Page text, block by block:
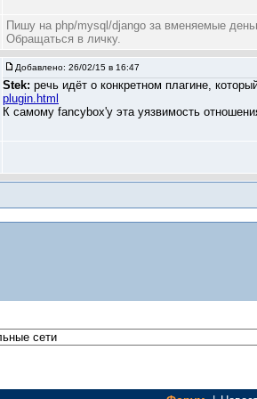
Пишу на php/mysql/django за вменяемые
Обращаться в личку.
Добавлено: 26/02/15 в 16:47
Stek: речь идёт о конкретном плагине,
plugin.html
К самому fancybox'у эта уязвимость